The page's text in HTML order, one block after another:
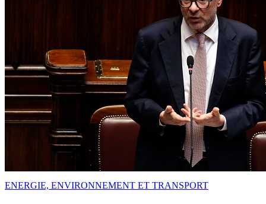
ENERGIE, ENVIRONNEMENT ET TRANSPORT